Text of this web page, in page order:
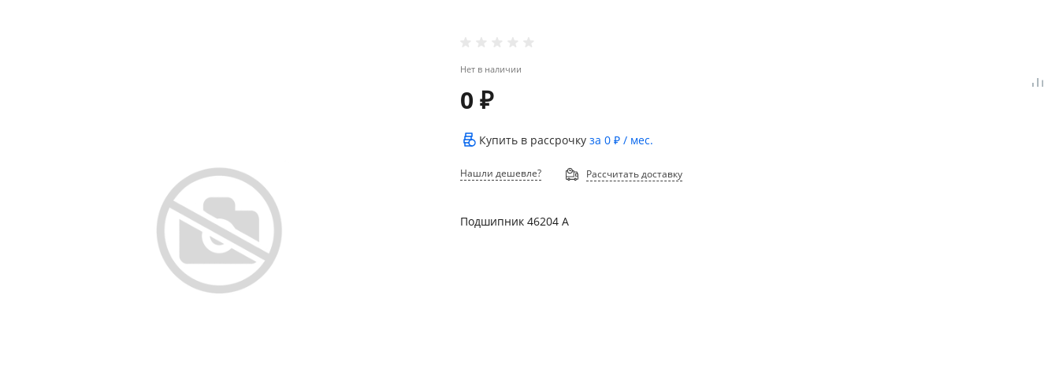
Нет в наличии
0 ₽
Купить в рассрочкуза0 ₽ / мес.
Нашли дешевле? Рассчитать доставку
Подшипник 46204 А